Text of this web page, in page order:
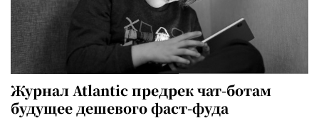
Журнал Atlantic предрек чат-ботам
будущее дешевого фаст-фуда